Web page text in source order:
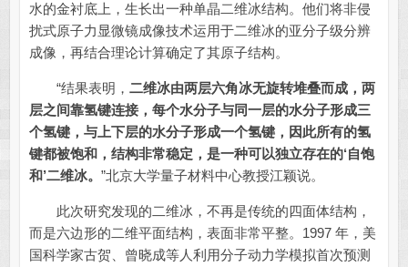
水的金衬底上，生长出一种单晶二维冰结构。他们将非侵
扰式原子力显微镜成像技术运用于二维冰的亚分子级分辨
成像，再结合理论计算确定了其原子结构。
“结果表明， 二维冰由两层六角冰无旋转堆叠而成，两
层之间靠氢键连接，每个水分子与同一层的水分子形成三
个氢键，与上下层的水分子形成一个氢键，因此所有的氢
键都被饱和，结构非常稳定，是一种可以独立存在的‘自饱
和’二维冰。 ”北京大学量子材料中心教授江颖说。
此次研究发现的二维冰，不再是传统的四面体结构，
而是六边形的二维平面结构，表面非常平整。1997 年，美
国科学家古贺、曾晓成等人利用分子动力学模拟首次预测